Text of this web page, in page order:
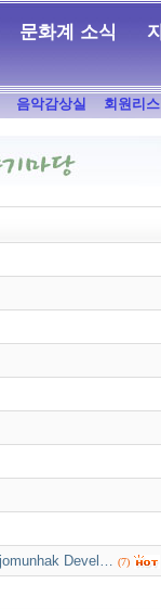
문화계 소식
음악감상실 회원리
Devel… (7)